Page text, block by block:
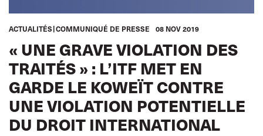
ACTUALITÉS COMMUNIQUÉ DE PRESSE 08 NOV 2019
« UNE GRAVE VIOLATION DES
TRAITÉS » : L’ITF MET EN
GARDE LE KOWEÏT CONTRE
UNE VIOLATION POTENTIELLE
DU DROIT INTERNATIONAL